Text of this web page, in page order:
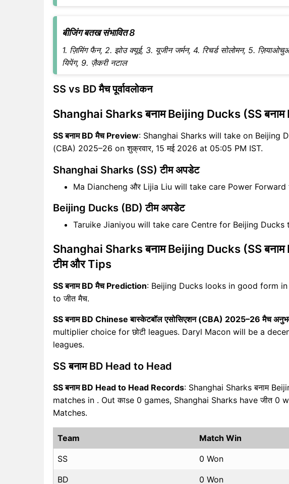
बीजिंग बतख संभावित 8
1. ज़िमिंग फैन, 2. झोउ क्यूई, 3. यूजीन जर्मन, 4. रिचर्ड सोलोमन, 5.
यिपेंग, 9. ज़ैकरी नटाल
SS vs BD मैच पूर्वावलोकन
Shanghai Sharks बनाम Beijing Ducks (SS
SS बनाम BD मैच Preview: Shanghai Sharks will take on Beijing
(CBA) 2025–26 on शुक्रवार, 15 मई 2026 at 05:05 PM IST.
Shanghai Sharks (SS) टीम अपडेट
Ma Diancheng और Lijia Liu will take care Power Forward
Beijing Ducks (BD) टीम अपडेट
Taruike Jianiyou will take care Centre for Beijing Ducks
Shanghai Sharks बनाम Beijing Ducks (SS बनाम
टीम और Tips
SS बनाम BD मैच Prediction: Beijing Ducks looks in good form
to जीत मैच.
SS बनाम BD Chinese बास्केटबॉल एसोसिएशन (CBA) 2025–26 मैच
multiplier choice for छोटी leagues. Daryl Macon will be a
leagues.
SS बनाम BD Head to Head
SS बनाम BD Head to Head Records: Shanghai Sharks बनाम
matches in . Out काse 0 games, Shanghai Sharks have जीत 0
Matches.
Team Match Win
SS 0 Won
BD 0 Won